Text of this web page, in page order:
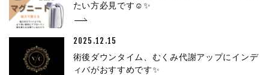
たい方必見です☺✨
2025.12.15
術後ダウンタイム、むくみ代謝アップにインデ
ィバがおすすめです✨